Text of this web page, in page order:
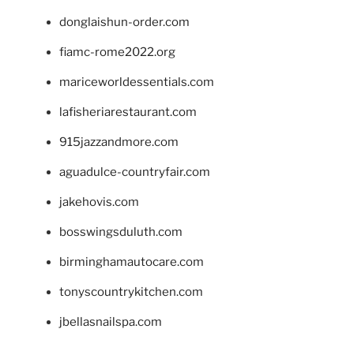
donglaishun-order.com
fiamc-rome2022.org
mariceworldessentials.com
lafisheriarestaurant.com
915jazzandmore.com
aguadulce-countryfair.com
jakehovis.com
bosswingsduluth.com
birminghamautocare.com
tonyscountrykitchen.com
jbellasnailspa.com